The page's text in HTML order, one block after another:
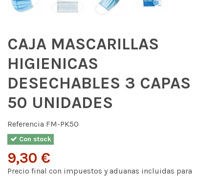
CAJA MASCARILLAS
HIGIENICAS
DESECHABLES 3 CAPAS
50 UNIDADES
Referencia FM-PK50
Con stock
9,30 €
Precio final con impuestos y aduanas incluidas para